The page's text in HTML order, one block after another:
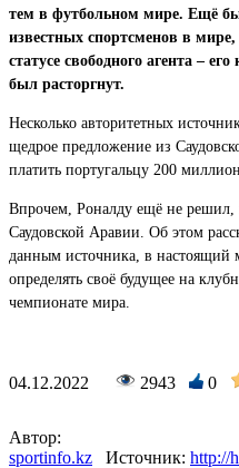
тем в футбольном мире. Ещё
известных спортсменов в
статусе свободного агента –
был расторгнут.
Несколько авторитетных
щедрое предложение из
платить португальцу 200
Впрочем, Роналду ещё не
Саудовской Аравии. Об этом
данным источника, в настоящий
определять своё будущее на
чемпионате мира.
04.12.2022 2943 0
Автор:
sportinfo.kz
Источник: http://